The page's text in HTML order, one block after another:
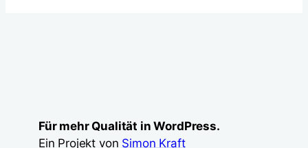
Für mehr Qualität in WordPress.
Ein Projekt von Simon Kraft